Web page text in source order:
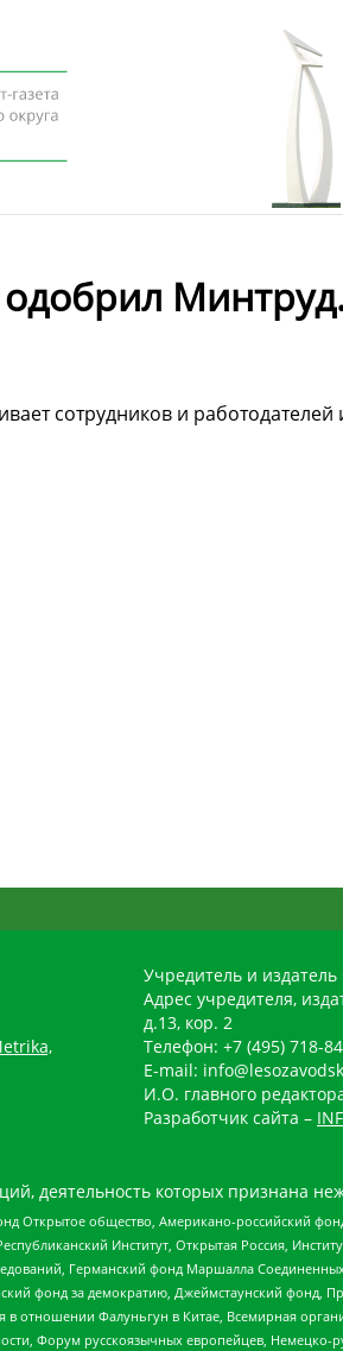
сотрудников и работодателей
Учредитель и
Адрес учредителя,
д.13, кор. 2
Телефон: +7 (495) 718-
E-mail:
И.О. главного
Разработчик сайта –
деятельность которых признана
Открытое общество, Американо-российский
Институт, Открытая Россия,
Германский фонд Маршалла
фонд за демократию, Джеймстаунский фонд,
отношении Фалуньгун в Китае, Всемирная
Форум русскоязычных европейцев,